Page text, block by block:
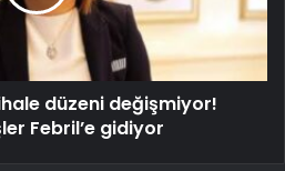
ihale düzeni değişmiyor!
Febril’e gidiyor